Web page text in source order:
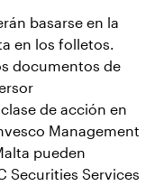
basarse en la
en los folletos.
documentos de
de acción en
Management
pueden
Securities Services